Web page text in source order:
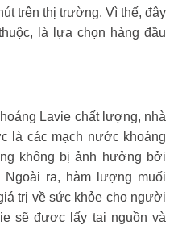
trên thị trường. Vì thế, đây
là lựa chọn hàng đầu
Lavie chất lượng, nhà
là các mạch nước khoáng
không bị ảnh hưởng bởi
ra, hàm lượng muối
trị về sức khỏe cho người
sẽ được lấy tại nguồn và